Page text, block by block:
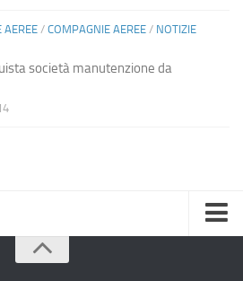
AEREE / COMPAGNIE AEREE / NOTIZIE
società manutenzione da